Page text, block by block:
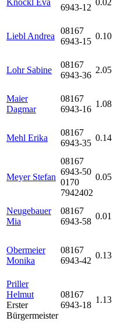
Knöckl Eva
6943-12
0.02
Liebl Andrea
08167
6943-15
0.10
Lohr Sabine
08167
6943-36
2.05
Maier
Dagmar
08167
6943-16
1.08
Mehl Erika
08167
6943-35
0.14
Meyer Stefan
08167
6943-50
0170
7942402
0.05
Neugebauer
Mia
08167
6943-58
0.01
Obermeier
Monika
08167
6943-42
0.13
Priller
Helmut
Erster
Bürgermeister
08167
6943-18
1.13